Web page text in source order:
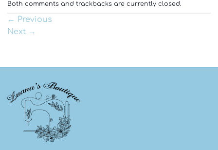
Both comments and trackbacks are currently closed.
← Previous
Next →